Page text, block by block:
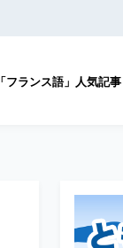
「フランス語」人気記事